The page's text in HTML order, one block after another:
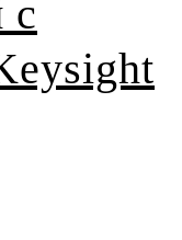
с